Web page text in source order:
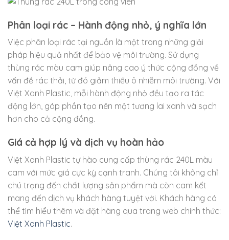
Phân loại rác – Hành động nhỏ, ý nghĩa lớn
Việc phân loại rác tại nguồn là một trong những giải
pháp hiệu quả nhất để bảo vệ môi trường. Sử dụng
thùng rác màu cam giúp nâng cao ý thức cộng đồng về
vấn đề rác thải, từ đó giảm thiểu ô nhiễm môi trường. Với
Việt Xanh Plastic, mỗi hành động nhỏ đều tạo ra tác
động lớn, góp phần tạo nên một tương lai xanh và sạch
hơn cho cả cộng đồng.
Giá cả hợp lý và dịch vụ hoàn hảo
Việt Xanh Plastic tự hào cung cấp thùng rác 240L màu
cam với mức giá cực kỳ cạnh tranh. Chúng tôi không chỉ
chú trọng đến chất lượng sản phẩm mà còn cam kết
mang đến dịch vụ khách hàng tuyệt vời. Khách hàng có
thể tìm hiểu thêm và đặt hàng qua trang web chính thức:
Việt Xanh Plastic.